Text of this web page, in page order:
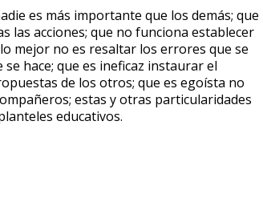
es más importante que los demás; que
las acciones; que no funciona establecer
mejor no es resaltar los errores que se
hace; que es ineficaz instaurar el
de los otros; que es egoísta no
estas y otras particularidades
educativos.